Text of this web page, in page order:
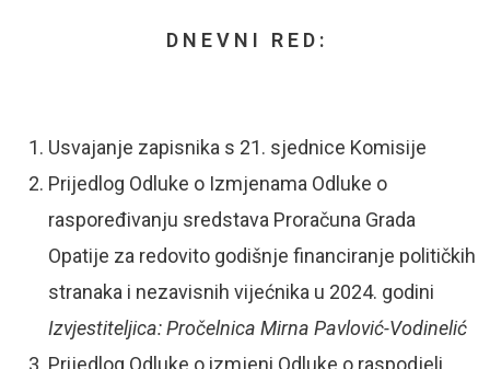
D N E V N I R E D :
Usvajanje zapisnika s 21. sjednice Komisije
Prijedlog Odluke o Izmjenama Odluke o
raspoređivanju sredstava Proračuna Grada
Opatije za redovito godišnje financiranje političkih
stranaka i nezavisnih vijećnika u 2024. godini
Izvjestiteljica: Pročelnica Mirna Pavlović-Vodinelić
Prijedlog Odluke o izmjeni Odluke o raspodjeli